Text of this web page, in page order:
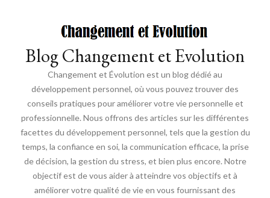
Blog Changement et Evolution
Changement et Évolution est un blog dédié au
développement personnel, où vous pouvez trouver des
conseils pratiques pour améliorer votre vie personnelle et
professionnelle. Nous offrons des articles sur les différentes
facettes du développement personnel, tels que la gestion du
temps, la confiance en soi, la communication efficace, la prise
de décision, la gestion du stress, et bien plus encore. Notre
objectif est de vous aider à atteindre vos objectifs et à
améliorer votre qualité de vie en vous fournissant des